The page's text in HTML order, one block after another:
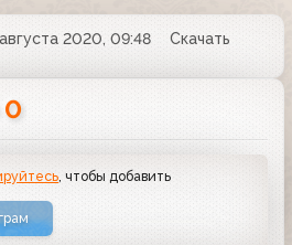
2020, 09:48
Скачать
0
, чтобы добавить